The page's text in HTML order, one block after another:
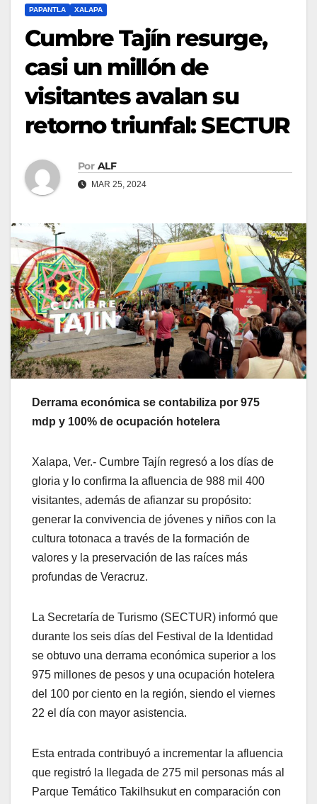
PAPANTLA XALAPA
Cumbre Tajín resurge,
casi un millón de
visitantes avalan su
retorno triunfal: SECTUR
Por ALF
MAR 25, 2024
Derrama económica se contabiliza por 975
mdp y 100% de ocupación hotelera
Xalapa, Ver.- Cumbre Tajín regresó a los días de
gloria y lo confirma la afluencia de 988 mil 400
visitantes, además de afianzar su propósito:
generar la convivencia de jóvenes y niños con la
cultura totonaca a través de la formación de
valores y la preservación de las raíces más
profundas de Veracruz.
La Secretaría de Turismo (SECTUR) informó que
durante los seis días del Festival de la Identidad
se obtuvo una derrama económica superior a los
975 millones de pesos y una ocupación hotelera
del 100 por ciento en la región, siendo el viernes
22 el día con mayor asistencia.
Esta entrada contribuyó a incrementar la afluencia
que registró la llegada de 275 mil personas más al
Parque Temático Takilhsukut en comparación con